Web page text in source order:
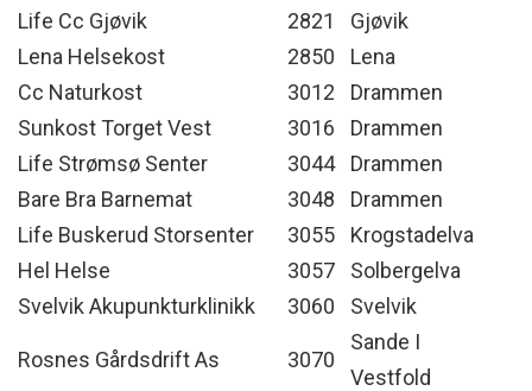
Life Cc Gjøvik 2821
Gjøvik
Lena Helsekost
2850
Lena
Cc Naturkost
3012
Drammen
Sunkost Torget Vest
3016
Drammen
Life Strømsø Senter
3044
Drammen
Bare Bra Barnemat
3048
Drammen
Life Buskerud Storsenter
3055
Krogstadelva
Hel Helse
3057
Solbergelva
Svelvik Akupunkturklinikk
3060 Svelvik
Rosnes Gårdsdrift As 3070
Sande I
Vestfold